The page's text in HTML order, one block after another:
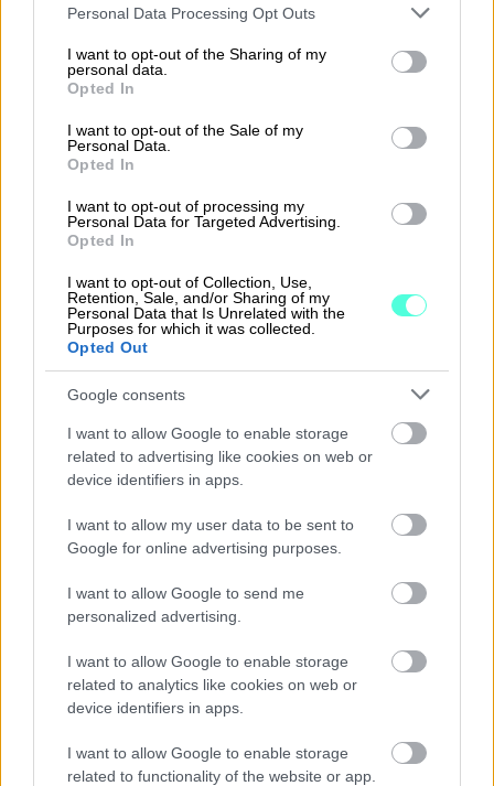
Please note that this website/app uses one or more Google
not limited to your visit or usage behaviour. You may click to
grant or deny consent to Google and its third-party tags to
use your data for below specified purposes in below Google
consent section.
Personal Data Processing Opt Outs
I want to opt-out of the Sharing of my
personal data.
Opted In
I want to opt-out of the Sale of my
Personal Data.
Opted In
I want to opt-out of processing my
Personal Data for Targeted Advertising.
Opted In
I want to opt-out of Collection, Use,
Retention, Sale, and/or Sharing of my
Personal Data that Is Unrelated with the
Purposes for which it was collected.
Opted Out
Google consents
I want to allow Google to enable storage
related to advertising like cookies on web or
device identifiers in apps.
I want to allow my user data to be sent to
Google for online advertising purposes.
I want to allow Google to send me
personalized advertising.
I want to allow Google to enable storage
related to analytics like cookies on web or
device identifiers in apps.
I want to allow Google to enable storage
related to functionality of the website or app.
Soloon?
Soloon sopii erityisesti ne, joilla on pelkästään
laskutusmyyntiä ja raportointi riittää kerran
toimittaa esim. pankkikorttimyynnin raportteja,
joten sekään ei ole missään nimessä ongelma!
Yleisesti sanottuna, Solo on erinomainen
yksinyrittäjälle.
Voitko suositella Soloa
kirjanpitäjille?
Ehdottomasti! Minusta Solo on tuonut
yksinyrittäjille sekä pienempään liiketoimintaan.
Se on kustannustehokas tehdä myös
tilitoimistoille ja oikein mukava työväline.
Solossa on erinomaista se, että kaikki tositteet
tulevat kerralla ja voit vain ryhtyä hommiin. Kun
kirjanpito on valmis, voi raportit lähettää
asiakkaalle tietoturvallisesti Solon kautta.
kannustanut erityisesti käyttämään Soloa.
Asiakkaat pitävät Solon hinnoittelusta ja
käyttöliittymästä. Huomion arvoista on myös
Solon ilmaiset koulutukset asiakkaille viikoittain